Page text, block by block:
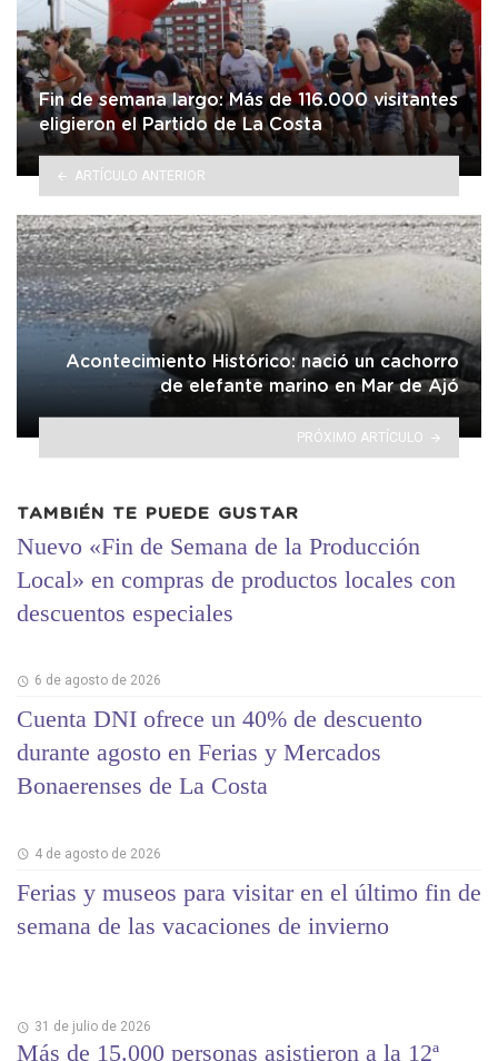
Fin de semana largo: Más de 116.000 visitantes
eligieron el Partido de La Costa
ARTÍCULO ANTERIOR
Acontecimiento Histórico: nació un cachorro
de elefante marino en Mar de Ajó
PRÓXIMO ARTÍCULO
TAMBIÉN TE PUEDE GUSTAR
Nuevo «Fin de Semana de la Producción
Local» en compras de productos locales con
descuentos especiales
6 de agosto de 2026
Cuenta DNI ofrece un 40% de descuento
durante agosto en Ferias y Mercados
Bonaerenses de La Costa
4 de agosto de 2026
Ferias y museos para visitar en el último fin de
semana de las vacaciones de invierno
31 de julio de 2026
Más de 15.000 personas asistieron a la 12ª